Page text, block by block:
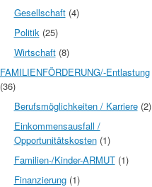
Gesellschaft(4)
Politik(25)
Wirtschaft(8)
FAMILIENFÖRDERUNG/-Entlastung
(36)
Berufsmöglichkeiten / Karriere(2)
Einkommensausfall /
Opportunitätskosten(1)
Familien-/Kinder-ARMUT(1)
Finanzierung(1)